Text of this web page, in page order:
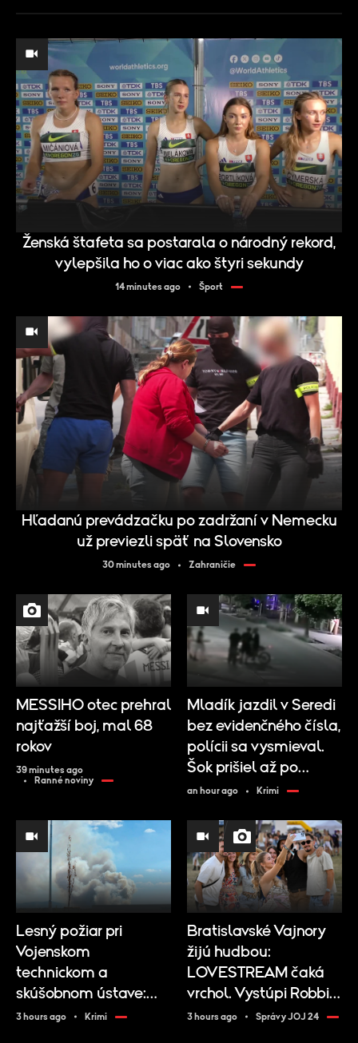
Ženská štafeta sa postarala o národný rekord,
vylepšila ho o viac ako štyri sekundy
14 minutes ago Šport
Hľadanú prevádzačku po zadržaní v Nemecku
už previezli späť na Slovensko
30 minutes ago Zahraničie
MESSIHO otec prehral
najťažší boj, mal 68
rokov
39 minutes ago
Ranné noviny
Mladík jazdil v Seredi
bez evidenčného čísla,
polícii sa vysmieval.
Šok prišiel až po
pozretí kamier
an hour ago Krimi
Lesný požiar pri
Vojenskom
technickom a
skúšobnom ústave:
Zasahujú desiatky
3 hours ago Krimi
Bratislavské Vajnory
žijú hudbou:
LOVESTREAM čaká
vrchol. Vystúpi Robbie
Williams
3 hours ago Správy JOJ 24